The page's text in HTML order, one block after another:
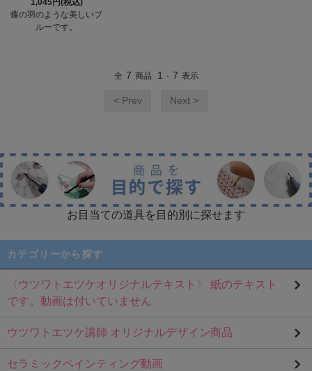
1,045円(税込)
蝶の羽のような美しいブ
ルーです。
全 7 商品 1 - 7 表示
< Prev Next >
お目当ての道具を目的別に探せます
カテゴリーから探す
〈ウツワトエツケオリジナルテキスト〉 紙のテキスト
です。動画は付いていません
ウツワトエツケ講師 オリジナルデザイン商品
セラミックペインティング動画